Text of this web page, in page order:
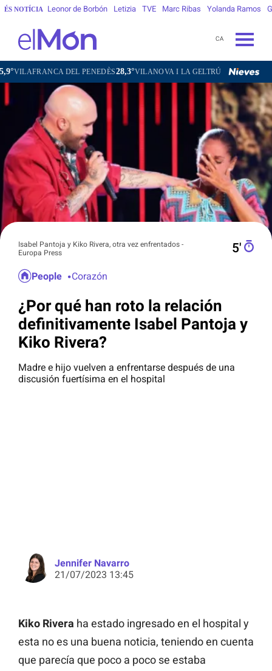
ÉS NOTÍCIA Leonor de Borbón Letizia TVE Marc Ribas Yolanda Ramos
CA
PENEDÈS28,3°VILANOVA I LA GELTRÚ29,3°LA SEU D'URGELL23,0°
Isabel Pantoja y Kiko Rivera, otra vez enfrentados -
Europa Press
5′
People Corazón
¿Por qué han roto la relación
definitivamente Isabel Pantoja y
Kiko Rivera?
Madre e hijo vuelven a enfrentarse después de una
discusión fuertísima en el hospital
Jennifer Navarro
21/07/2023 13:45
Kiko Rivera ha estado ingresado en el hospital y
esta no es una buena noticia, teniendo en cuenta
que parecía que poco a poco se estaba